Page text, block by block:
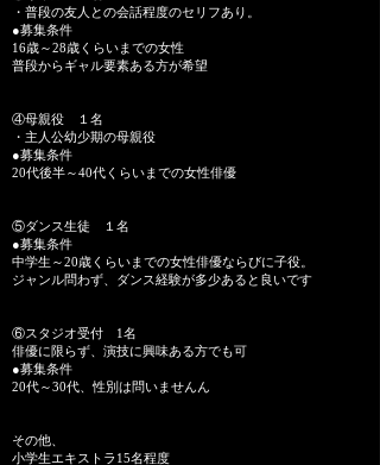
・普段の友人との会話程度のセリフあり。
●募集条件
16歳～28歳くらいまでの女性
普段からギャル要素ある方が希望
④母親役 １名
・主人公幼少期の母親役
●募集条件
20代後半～40代くらいまでの女性俳優
⑤ダンス生徒 １名
●募集条件
中学生～20歳くらいまでの女性俳優ならびに子役。
ジャンル問わず、ダンス経験が多少あると良いです
⑥スタジオ受付 1名
俳優に限らず、演技に興味ある方でも可
●募集条件
20代～30代、性別は問いませんん
その他、
小学生エキストラ15名程度